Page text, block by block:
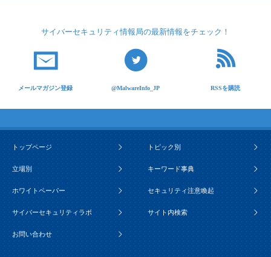
サイバーセキュリティ情報局の最新情報をチェック！
メールマガジン登録 @MalwareInfo_JP RSSを購読
トップページ トピック別
立場別 キーワード事典
ホワイトペーパー セキュリティ注意喚起
サイバーセキュリティラボ サイト内検索
お問い合わせ